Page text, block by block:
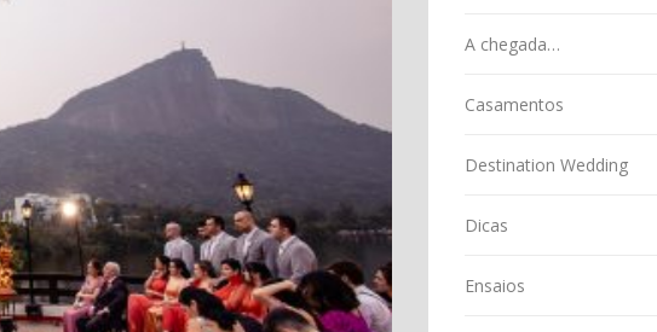
A chegada…
Casamentos
Destination Wedding
Dicas
Ensaios